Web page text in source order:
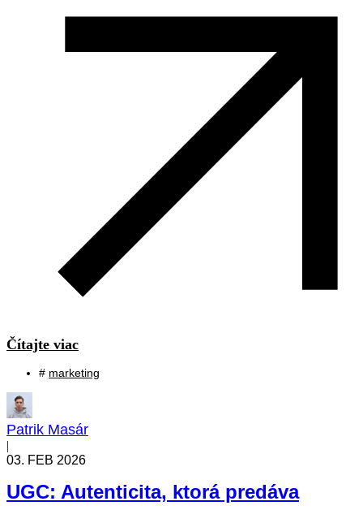
Čítajte viac
# marketing
Patrik Masár
|
03. FEB 2026
UGC: Autenticita, ktorá predáva